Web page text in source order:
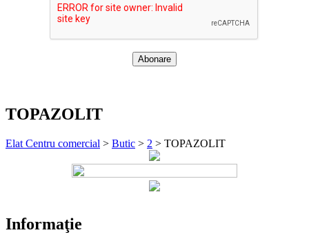
TOPAZOLIT
Elat Centru comercial > Butic > 2 > TOPAZOLIT
Informaţie